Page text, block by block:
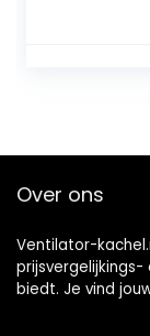
Over ons
Ventilator-
biedt. Je vind